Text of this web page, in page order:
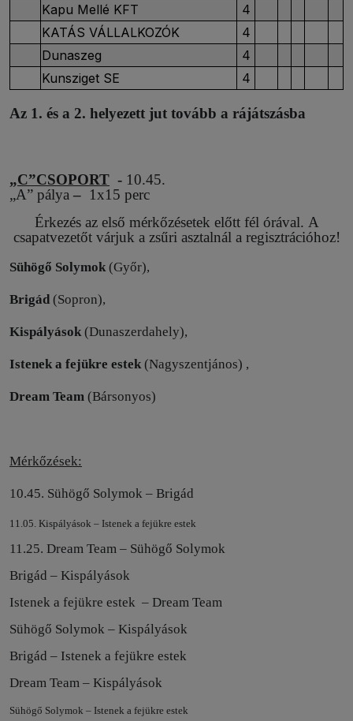
Kapu Mellé KFT
4
KATÁS VÁLLALKOZÓK
4
Dunaszeg
4
Kunsziget SE
4
Az 1. és a 2. helyezett jut tovább a rájátszásba
„C”CSOPORT - 10.45.
„A” pálya – 1x15 perc
Érkezés az első mérkőzésetek előtt fél órával. A
csapatvezetőt várjuk a zsűri asztalnál a regisztrációhoz!
Sühögő Solymok (Győr),
Brigád (Sopron),
Kispályások (Dunaszerdahely),
Istenek a fejükre estek (Nagyszentjános) ,
Dream Team (Bársonyos)
Mérkőzések:
10.45. Sühögő Solymok – Brigád
11.05. Kispályások – Istenek a fejükre estek
11.25. Dream Team – Sühögő Solymok
Brigád – Kispályások
Istenek a fejükre estek – Dream Team
Sühögő Solymok – Kispályások
Brigád – Istenek a fejükre estek
Dream Team – Kispályások
Sühögő Solymok – Istenek a fejükre estek